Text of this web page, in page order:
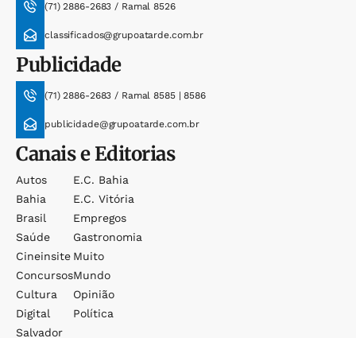
(71) 2886-2683 / Ramal 8526
classificados@grupoatarde.com.br
Publicidade
(71) 2886-2683 / Ramal 8585 | 8586
publicidade@grupoatarde.com.br
Canais e Editorias
Autos
Bahia
Brasil
Saúde
Cineinsite
Concursos
Cultura
Digital
Salvador
E.c. Bahia
E.c. Vitória
Empregos
Gastronomia
Muito
Mundo
Opinião
Política